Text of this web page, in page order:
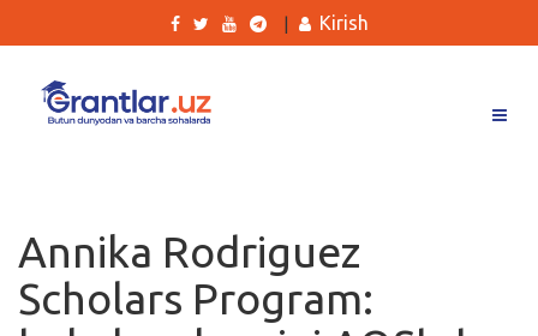
Ishlar
Kurslar
Kirish
Annika Rodriguez
Scholars Program: